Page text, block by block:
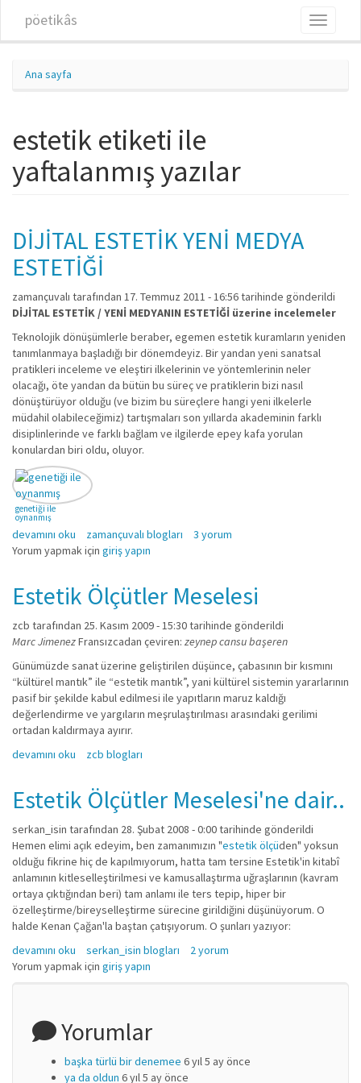
pöetikâs
Toggle
Ana sayfa
estetik etiketi ile
yaftalanmış yazılar
DİJİTAL ESTETİK YENİ MEDYA
ESTETİĞİ
zamançuvalı tarafından 17. Temmuz 2011 - 16:56 tarihinde gönderildi
DİJİTAL ESTETİK / YENİ MEDYANIN ESTETİĞİ üzerine incelemeler
Teknolojik dönüşümlerle beraber, egemen estetik kuramların yeniden
tanımlanmaya başladığı bir dönemdeyiz. Bir yandan yeni sanatsal
pratikleri inceleme ve eleştiri ilkelerinin ve yöntemlerinin neler
olacağı, öte yandan da bütün bu süreç ve pratiklerin bizi nasıl
dönüştürüyor olduğu (ve bizim bu süreçlere hangi yeni ilkelerle
müdahil olabileceğimiz) tartışmaları son yıllarda akademinin farklı
disiplinlerinde ve farklı bağlam ve ilgilerde epey kafa yorulan
konulardan biri oldu, oluyor.
genetiği ile
oynanmış
DİJİTAL ESTETİK YENİ MEDYA ESTETİĞİ hakkında
devamını oku zamançuvalı blogları
3 yorum
Yorum yapmak için giriş yapın
Estetik Ölçütler Meselesi
zcb tarafından 25. Kasım 2009 - 15:30 tarihinde gönderildi
Marc JimenezFransızcadan çeviren: zeynep cansu başeren
Günümüzde sanat üzerine geliştirilen düşünce, çabasının bir kısmını
“kültürel mantık” ile “estetik mantık”, yani kültürel sistemin yararlarının
pasif bir şekilde kabul edilmesi ile yapıtların maruz kaldığı
değerlendirme ve yargıların meşrulaştırılması arasındaki gerilimi
ortadan kaldırmaya ayırır.
Estetik Ölçütler Meselesi hakkında
devamını oku zcb blogları
Estetik Ölçütler Meselesi'ne dair..
serkan_isin tarafından 28. Şubat 2008 - 0:00 tarihinde gönderildi
Hemen elimi açık edeyim, ben zamanımızın "estetik ölçüden" yoksun
olduğu fikrine hiç de kapılmıyorum, hatta tam tersine Estetik'in kitabî
anlamının kitleselleştirilmesi ve kamusallaştırma uğraşlarının (kavram
ortaya çıktığından beri) tam anlamı ile ters tepip, hiper bir
özelleştirme/bireyselleştirme sürecine girildiğini düşünüyorum. O
halde Kenan Çağan'la baştan çatışıyorum. O şunları yazıyor:
Estetik Ölçütler Meselesi'ne dair.. hakkında
devamını oku serkan_isin blogları
2 yorum
Yorum yapmak için giriş yapın
Yorumlar
başka türlü bir denemee 6 yıl 5 ay önce
ya da oldun 6 yıl 5 ay önce